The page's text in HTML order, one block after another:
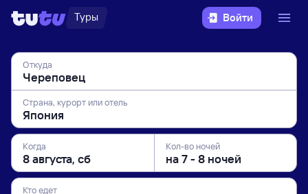
Туры Войти
Откуда
Страна, курорт или отель
Когда Кол-во ночей
Кто едет